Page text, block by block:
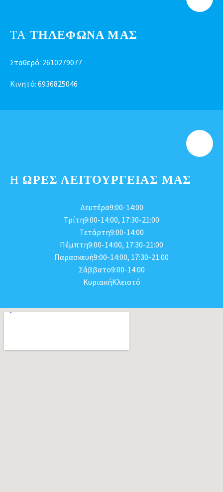
ΤΑ ΤΗΛΕΦΩΝΑ ΜΑΣ
Σταθερό: 2610279077
Κινητό: 6936825046
Η ΩΡΕΣ ΛΕΙΤΟΥΡΓΕΊΑΣ ΜΑΣ
Δευτέρα9:00-14:00
Τρίτη9:00-14:00, 17:30-21:00
Τετάρτη9:00-14:00
Πέμπτη9:00-14:00, 17:30-21:00
Παρασκευή9:00-14:00, 17:30-21:00
Σάββατο9:00-14:00
ΚυριακήΚλειστό